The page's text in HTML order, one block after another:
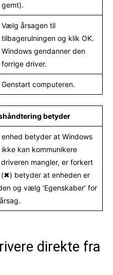
gemt).
Vælg årsagen til
tilbagerulningen og klik OK.
Windows gendanner den
forrige driver.
Genstart computeren.
betyder
betyder at Windows
kan kommunikere
mangler, er forkert
betyder at enheden er
og vælg ‘Egenskaber’ for
direkte fra